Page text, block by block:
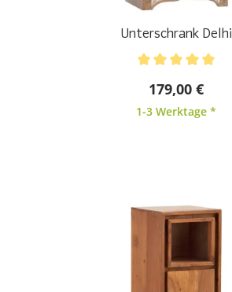
Unterschrank Delhi
179,00 €
1-3 Werktage *